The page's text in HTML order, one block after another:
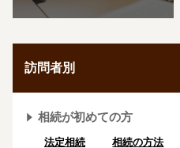
訪問者別
相続が初めての方
法定相続 相続の方法